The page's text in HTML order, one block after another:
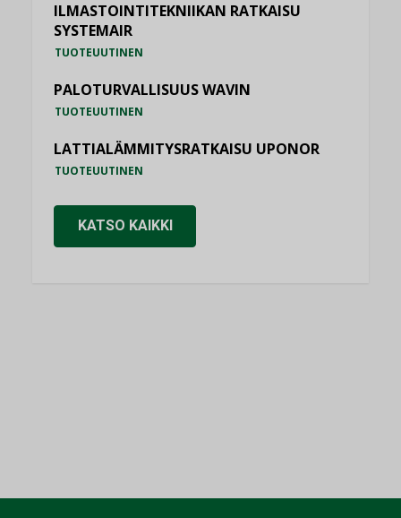
ILMASTOINTITEKNIIKAN RATKAISU
SYSTEMAIR
TUOTEUUTINEN
PALOTURVALLISUUS WAVIN
TUOTEUUTINEN
LATTIALÄMMITYSRATKAISU UPONOR
TUOTEUUTINEN
KATSO KAIKKI